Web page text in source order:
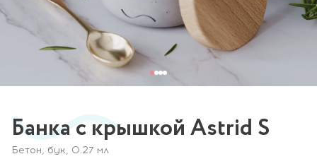
Банка с крышкой Astrid S
Бетон, бук, 0.27 мл